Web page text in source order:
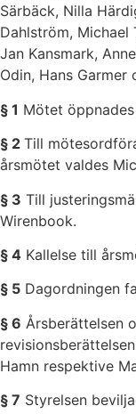
Särbäck, Nilla
Dahlström, Michael
Jan Kansmark,
Odin, Hans Garmer
§ 1 Mötet
§ 2 Till
årsmötet valdes
§ 3 Till
Wirenbook.
§ 4 Kallelse till
§ 5 Dagordningen
§ 6 Årsberättelsen
Hamn respektive
§ 7 Styrelsen